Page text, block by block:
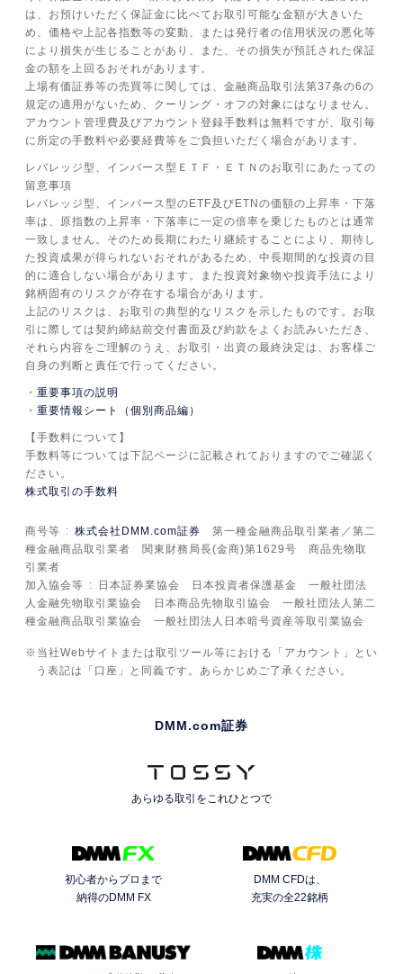
は、お預けいただく保証金に比べてお取引可能な金額が大きいた
め、価格や上記各指数等の変動、または発行者の信用状況の悪化等
により損失が生じることがあり、また、その損失が預託された保証
金の額を上回るおそれがあります。
上場有価証券等の売買等に関しては、金融商品取引法第37条の6の
規定の適用がないため、クーリング・オフの対象にはなりません。
アカウント管理費及びアカウント登録手数料は無料ですが、取引毎
に所定の手数料や必要経費等をご負担いただく場合があります。
レバレッジ型、インバース型ＥＴＦ・ＥＴＮのお取引にあたっての
留意事項
レバレッジ型、インバース型のETF及びETNの価額の上昇率・下落
率は、原指数の上昇率・下落率に一定の倍率を乗じたものとは通常
一致しません。そのため長期にわたり継続することにより、期待し
た投資成果が得られないおそれがあるため、中長期間的な投資の目
的に適合しない場合があります。また投資対象物や投資手法により
銘柄固有のリスクが存在する場合があります。
上記のリスクは、お取引の典型的なリスクを示したものです。お取
引に際しては契約締結前交付書面及び約款をよくお読みいただき、
それら内容をご理解のうえ、お取引・出資の最終決定は、お客様ご
自身の判断と責任で行ってください。
重要事項の説明
重要情報シート（個別商品編）
【手数料について】
手数料等については下記ページに記載されておりますのでご確認く
ださい。
株式取引の手数料
商号等 株式会社DMM.com証券 第一種金融商品取引業者／第二
種金融商品取引業者 関東財務局長(金商)第1629号 商品先物取
引業者
加入協会等
日本証券業協会 日本投資者保護基金 一般社団法
人金融先物取引業協会 日本商品先物取引協会 一般社団法人第二
種金融商品取引業協会 一般社団法人日本暗号資産等取引業協会
当社Webサイトまたは取引ツール等における「アカウント」とい
う表記は「口座」と同義です。あらかじめご了承ください。
DMM.com証券
あらゆる取引をこれひとつで
初心者からプロまで
納得のDMM FX
DMM CFDは、
充実の全22銘柄